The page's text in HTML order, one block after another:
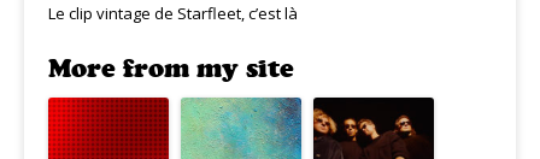
Le clip vintage de Starfleet, c’est là
More from my site